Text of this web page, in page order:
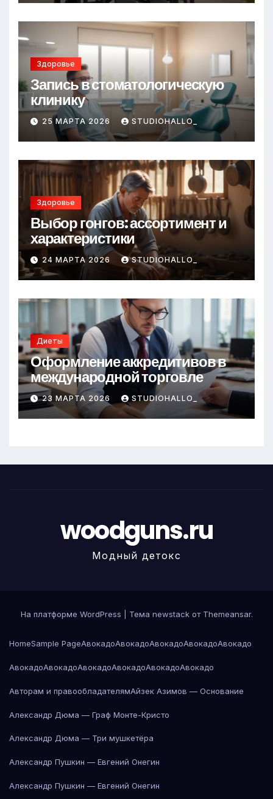
Здоровье
Запись в стоматологическую
клинику
25 МАРТА 2026 STUDIOHALLO_
Здоровье
Выбор гонгов: ассортимент и
характеристики
24 МАРТА 2026 STUDIOHALLO_
Диеты
Оформление аккредитивов в
международной торговле
23 МАРТА 2026 STUDIOHALLO_
woodguns.ru
Модный детокс
На платформе WordPress Тема newstack от Themeansar.
HomeSample PageАвокадоАвокадоАвокадоАвокадоАвокадо
АвокадоАвокадоАвокадоАвокадоАвокадоАвокадо
Авторам и правообладателямАйзек Азимов — Основание
Александр Дюма — Граф Монте-Кристо
Александр Дюма — Три мушкетёра
Александр Пушкин — Евгений Онегин
Александр Пушкин — Евгений Онегин